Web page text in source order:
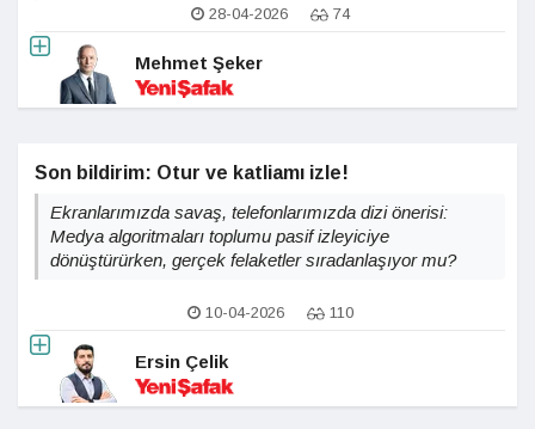
28-04-2026 74
Mehmet Şeker
Son bildirim: Otur ve katliamı izle!
Ekranlarımızda savaş, telefonlarımızda dizi önerisi:
Medya algoritmaları toplumu pasif izleyiciye
dönüştürürken, gerçek felaketler sıradanlaşıyor mu?
10-04-2026 110
Ersin Çelik